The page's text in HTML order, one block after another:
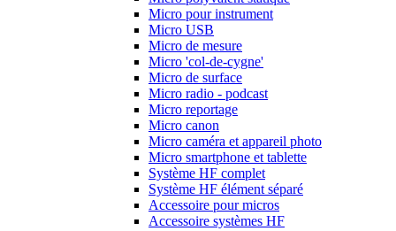
Micro pour instrument
Micro USB
Micro de mesure
Micro 'col-de-cygne'
Micro de surface
Micro radio - podcast
Micro reportage
Micro canon
Micro caméra et appareil photo
Micro smartphone et tablette
Système HF complet
Système HF élément séparé
Accessoire pour micros
Accessoire systèmes HF